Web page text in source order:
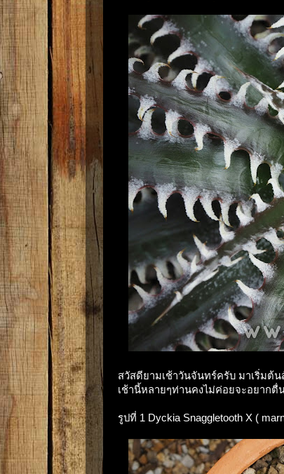
สวัสดียามเช้าวันจันทร์ครับ มาเริ่มต้
เช้านี้หลายๆท่านคงไม่ค่อยจะอยาก
รูปที่ 1 Dyckia Snaggletooth X (